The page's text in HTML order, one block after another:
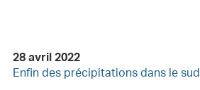
28 avril 2022
Enfin des précipitations dans le sud